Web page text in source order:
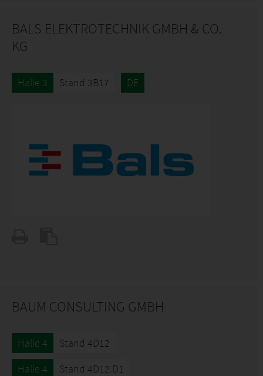
BALS ELEKTROTECHNIK GMBH & CO.
KG
Halle 3 Stand 3B17 DE
BAUM CONSULTING GMBH
Halle 4
Stand 4D12
Halle 4
Stand 4D12.D1